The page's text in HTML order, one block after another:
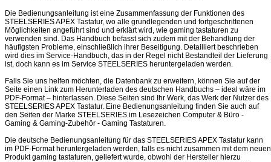
Die Bedienungsanleitung ist eine Zusammenfassung der Funktionen des
STEELSERIES APEX Tastatur, wo alle grundlegenden und fortgeschrittenen
Möglichkeiten angeführt sind und erklärt wird, wie gaming tastaturen zu
verwenden sind. Das Handbuch befasst sich zudem mit der Behandlung der
häufigsten Probleme, einschließlich ihrer Beseitigung. Detailliert beschrieben
wird dies im Service-Handbuch, das in der Regel nicht Bestandteil der Lieferung
ist, doch kann es im Service STEELSERIES heruntergeladen werden.
Falls Sie uns helfen möchten, die Datenbank zu erweitern, können Sie auf der
Seite einen Link zum Herunterladen des deutschen Handbuchs – ideal wäre im
PDF-Format – hinterlassen. Diese Seiten sind Ihr Werk, das Werk der Nutzer des
STEELSERIES APEX Tastatur. Eine Bedienungsanleitung finden Sie auch auf
den Seiten der Marke STEELSERIES im Lesezeichen Computer & Büro -
Gaming & Gaming-Zubehör - Gaming Tastaturen.
Die deutsche Bedienungsanleitung für das STEELSERIES APEX Tastatur kann
im PDF-Format heruntergeladen werden, falls es nicht zusammen mit dem neuen
Produkt gaming tastaturen, geliefert wurde, obwohl der Hersteller hierzu